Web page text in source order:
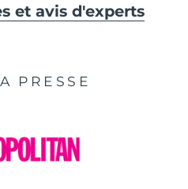
et avis d'experts
PRESSE